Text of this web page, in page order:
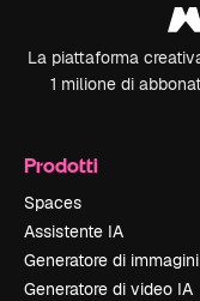
La piattaforma
1 milione di
Prodotti
Spaces
Assistente IA
Generatore di
Generatore di video IA